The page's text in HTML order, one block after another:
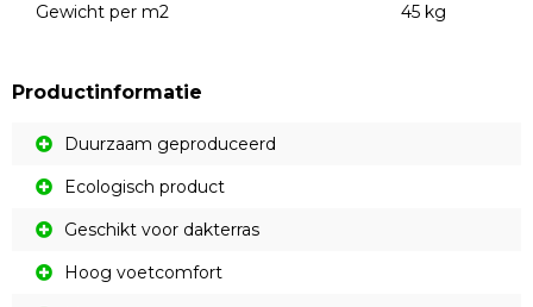
Gewicht per m2
45 kg
Productinformatie
Duurzaam geproduceerd
Ecologisch product
Geschikt voor dakterras
Hoog voetcomfort